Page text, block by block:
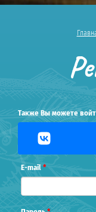
E-mail *
Также Вы можете